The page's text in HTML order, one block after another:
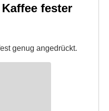
fester
genug angedrückt.